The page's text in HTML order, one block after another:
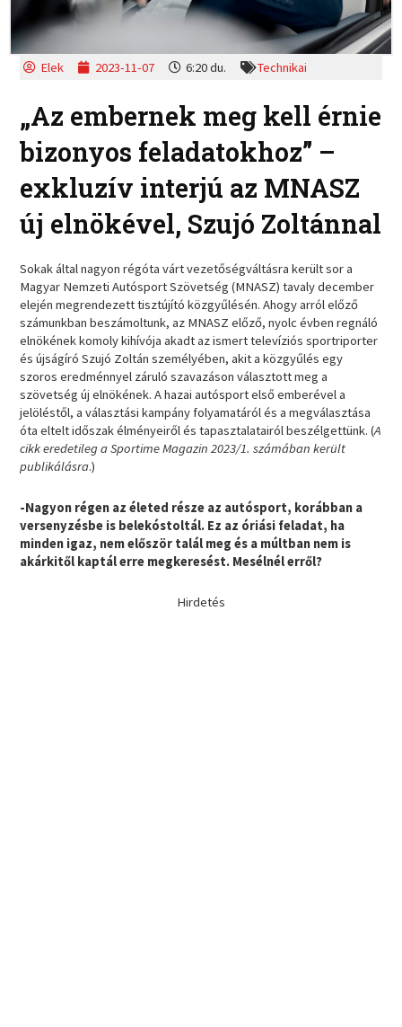
Elek 2023-11-07 6:20 du. Technikai
„Az embernek meg kell érnie
bizonyos feladatokhoz” –
exkluzív interjú az MNASZ
új elnökével, Szujó Zoltánnal
Sokak által nagyon régóta várt vezetőségváltásra került sor a
Magyar Nemzeti Autósport Szövetség (MNASZ) tavaly december
elején megrendezett tisztújító közgyűlésén. Ahogy arról előző
számunkban beszámoltunk, az MNASZ előző, nyolc évben regnáló
elnökének komoly kihívója akadt az ismert televíziós sportriporter
és újságíró Szujó Zoltán személyében, akit a közgyűlés egy
szoros eredménnyel záruló szavazáson választott meg a
szövetség új elnökének. A hazai autósport első emberével a
jelöléstől, a választási kampány folyamatáról és a megválasztása
óta eltelt időszak élményeiről és tapasztalatairól beszélgettünk. (A
cikk eredetileg a Sportime Magazin 2023/1. számában került
publikálásra.)
-Nagyon régen az életed része az autósport, korábban a
versenyzésbe is belekóstoltál. Ez az óriási feladat, ha
minden igaz, nem először talál meg és a múltban nem is
akárkitől kaptál erre megkeresést. Mesélnél erről?
Hirdetés